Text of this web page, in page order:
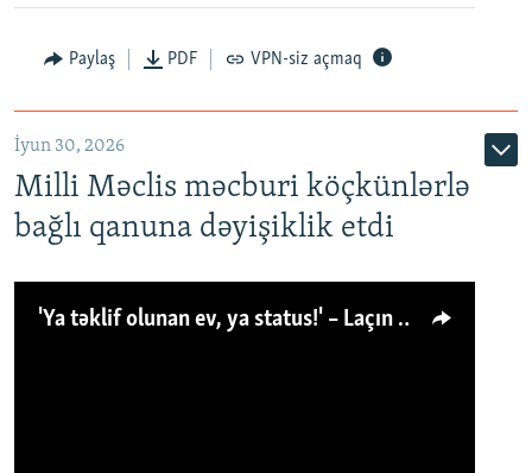
Paylaş PDF VPN-siz açmaq
İyun 30, 2026
Milli Məclis məcburi köçkünlərlə
bağlı qanuna dəyişiklik etdi
'Ya təklif olunan ev, ya status!' – Laçın köçkünü: 'Laçından başqa heç hara!'